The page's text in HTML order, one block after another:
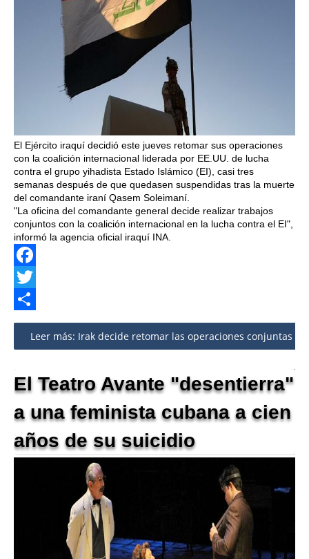
El Ejército iraquí decidió este jueves retomar sus operaciones
con la coalición internacional liderada por EE.UU. de lucha
contra el grupo yihadista Estado Islámico (EI), casi tres
semanas después de que quedasen suspendidas tras la muerte
del comandante iraní Qasem Soleimaní.
"La oficina del comandante general decide realizar trabajos
conjuntos con la coalición internacional en la lucha contra el EI",
informó la agencia oficial iraquí INA.
Facebook
Twitter
Share
Leer más: Irak decide retomar las operaciones conjuntas
El Teatro Avante "desentierra"
a una feminista cubana a cien
años de su suicidio